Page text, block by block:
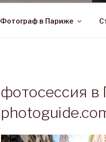
Фотограф в Париже
фотосессия